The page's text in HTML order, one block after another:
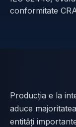
Despre noi
conformitate
Producția e la
aduce
entități